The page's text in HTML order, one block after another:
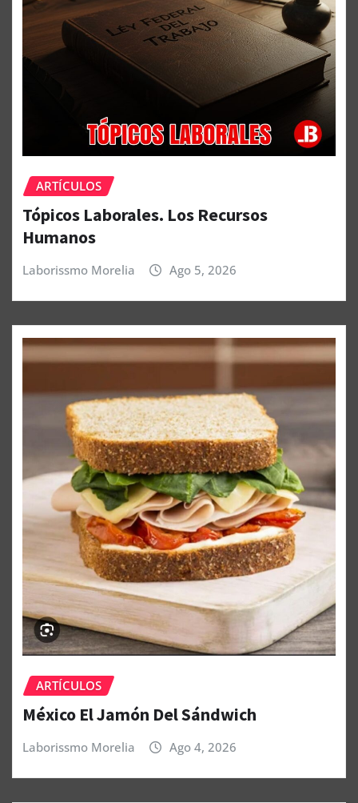
ARTÍCULOS
Tópicos Laborales. Los Recursos
Humanos
Laborissmo Morelia Ago 5, 2026
ARTÍCULOS
México El Jamón Del Sándwich
Laborissmo Morelia Ago 4, 2026